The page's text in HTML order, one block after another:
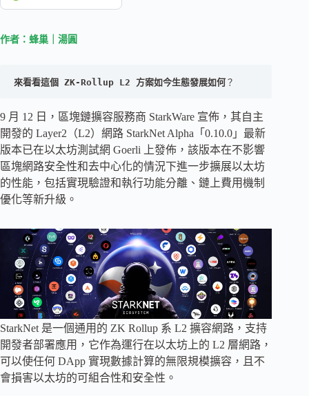
作者：蜂巢｜湯圓
來看看這個 ZK-Rollup L2 方案如今生態發展如何 ？
9 月 12 日，區塊鏈擴容服務商 StarkWare 宣佈，其自主
開發的 Layer2（L2）網路 StarkNet Alpha「0.10.0」最新
版本已在以太坊測試網 Goerli 上發佈，該版本在不影響
區塊網路安全性和去中心化的情況下進一步擴展以太坊
的性能，包括實現驗證和執行功能分離、鏈上費用機制
優化等新升級。
StarkNet 是一個通用的 ZK Rollup 系 L2 擴容網路，支持
開發者部署應用，它作為運行在以太坊上的 L2 層網路，
可以使任何 DApp 實現數據計算的無限規模擴容，且不
會損害以太坊的可組合性和安全性。